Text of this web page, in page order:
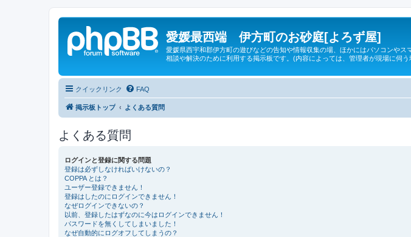
愛媛最西端 伊方町のお砂庭[よろず屋]
愛媛県西宇和郡伊方町の遊びなどの告知や情報収集の場、ほかにはパソコンやス
相談や解決のために利用する掲示板です。(内容によっては、管理者が現場に伺う
クイックリンク FAQ
掲示板トップ よくある質問
よくある質問
ログインと登録に関する問題
登録は必ずしなければいけないの？
COPPA とは？
ユーザー登録できません！
登録はしたのにログインできません！
なぜログインできないの？
以前、登録したはずなのに今はログインできません！
パスワードを無くしてしまいました！
なぜ自動的にログオフしてしまうの？